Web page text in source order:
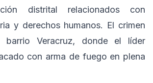
distrital relacionados con
y derechos humanos. El crimen
Veracruz, donde el líder
con arma de fuego en plena